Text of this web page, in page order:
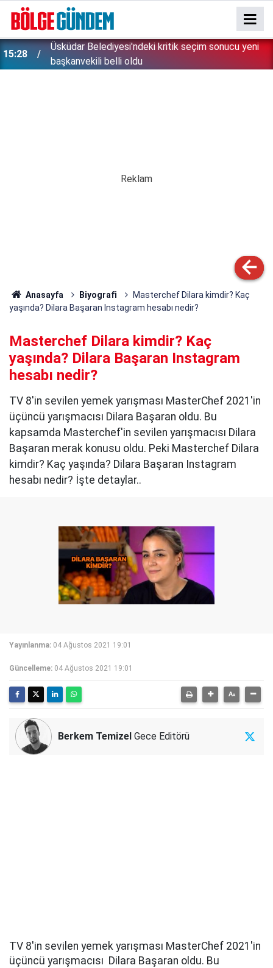
15:28
Üsküdar Belediyesi'ndeki kritik seçim sonucu yeni
başkanvekili belli oldu
Anasayfa Biyografi
Masterchef Dilara kimdir? Kaç
yaşında? Dilara Başaran Instagram hesabı nedir?
Masterchef Dilara kimdir? Kaç
yaşında? Dilara Başaran Instagram
hesabı nedir?
TV 8'in sevilen yemek yarışması MasterChef 2021'in
üçüncü yarışmacısı Dilara Başaran oldu. Bu
kapsamda Masterchef'in sevilen yarışmacısı Dilara
Başaran merak konusu oldu. Peki Masterchef Dilara
kimdir? Kaç yaşında? Dilara Başaran Instagram
hesabı nedir? İşte detaylar..
Yayınlanma: 04 Ağustos 2021 19:01
Güncelleme: 04 Ağustos 2021 19:01
Berkem Temizel Gece Editörü
TV 8'in sevilen yemek yarışması MasterChef 2021'in
üçüncü yarışmacısı Dilara Başaran oldu. Bu